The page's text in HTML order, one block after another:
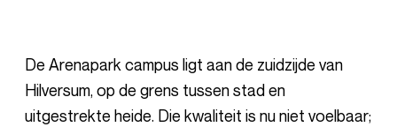
De Arenapark campus ligt aan de zuidzijde van
Hilversum, op de grens tussen stad en
uitgestrekte heide. Die kwaliteit is nu niet voelbaar;